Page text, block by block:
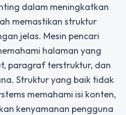
dalam meningkatkan
memastikan struktur
jelas. Mesin pencari
halaman yang
paragraf terstruktur, dan
Struktur yang baik tidak
memahami isi konten,
kenyamanan pengguna